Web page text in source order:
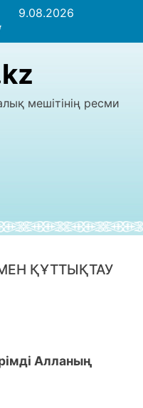
9.08.2026
мешітінің ресми
ҚҰТТЫҚТАУ
Алланың